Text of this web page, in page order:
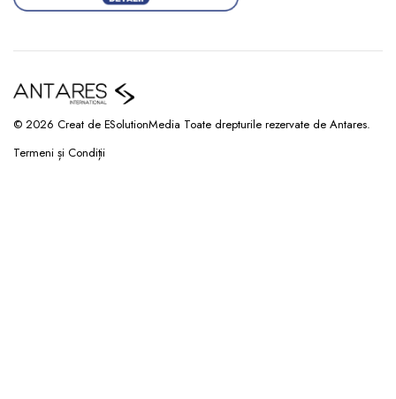
© 2026 Creat de ESolutionMedia Toate drepturile rezervate de Antares.
Termeni și Condiții